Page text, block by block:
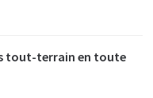
tout-terrain en toute